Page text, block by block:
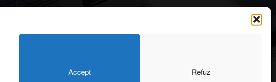
Accept Refuz
apreciate
101
Secretele construirii